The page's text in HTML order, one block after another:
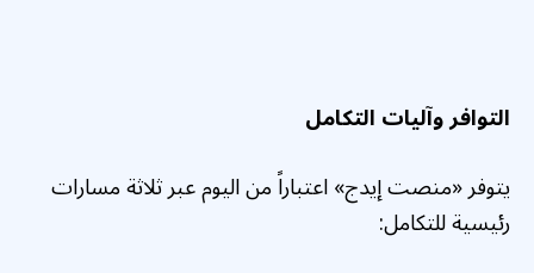
التوافر وآليات التكامل
يتوفر «منصت إيدج» اعتباراً من اليوم عبر ثلاثة مسارات
رئيسية للتكامل: